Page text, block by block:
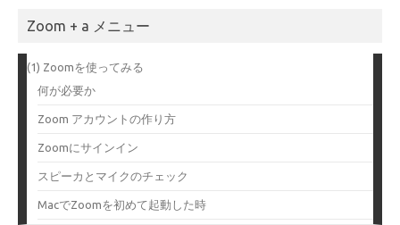
Zoom + a メニュー
(1) Zoomを使ってみる
何が必要か
Zoom アカウントの作り方
Zoomにサインイン
スピーカとマイクのチェック
MacでZoomを初めて起動した時